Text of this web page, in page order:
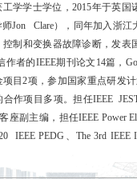
工学学士学位，2015年于英国
Jon Clare），同年加入浙江
制和变换器故障诊断，发表
者的IEEE期刊论文14篇，
目2项，参加国家重点研发计
作项目多项。担任IEEE
座副主编，担任IEEE Power
IEEE PEDG、The 3rd